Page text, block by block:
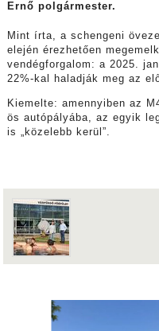
Ernő polgármester.
Mint írta, a schengeni
elején érezhetően
vendégforgalom: a 2025.
22%-kal haladják meg az
Kiemelte: amennyiben az
ös autópályába, az egyik
is „közelebb kerül”.